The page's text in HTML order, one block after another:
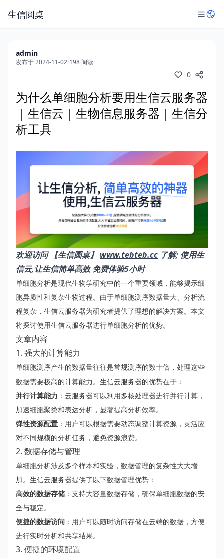
生信圆桌
admin
发布于 2024-11-02/198 阅读
0
为什么单细胞分析要用生信云服务器
｜生信云｜生物信息服务器｜生信分
析工具
欢迎访问 【生信圆桌】 www.tebteb.cc 了解; 使用生
信云,让生信简单高效 免费体验5小时
单细胞分析是现代生物学研究中的一个重要领域，能够揭示细
胞异质性和复杂生物过程。由于单细胞测序数据量大、分析流
程复杂，生信云服务器为研究者提供了理想的解决方案。本文
将探讨使用生信云服务器进行单细胞分析的优势。
文章内容
1. 强大的计算能力
单细胞测序产生的数据量往往是常规测序的数十倍，处理这些
数据需要极高的计算能力。生信云服务器的优势在于：
并行计算能力 ：云服务器可以利用多核处理器进行并行计算，
加速细胞聚类和表达分析，显著提高分析效率。
弹性资源配置 ：用户可以根据需要动态调整计算资源，灵活应
对不同规模的分析任务，避免资源浪费。
2. 数据存储与管理
单细胞分析涉及多个样本和实验，数据管理的复杂性大大增
加。生信云服务器提供了以下数据管理优势：
高效的数据存储 ：支持大容量数据存储，确保单细胞数据的安
全与稳定。
便捷的数据访问 ：用户可以随时访问存储在云端的数据，方便
进行实时分析和共享结果。
3. 便捷的环境配置